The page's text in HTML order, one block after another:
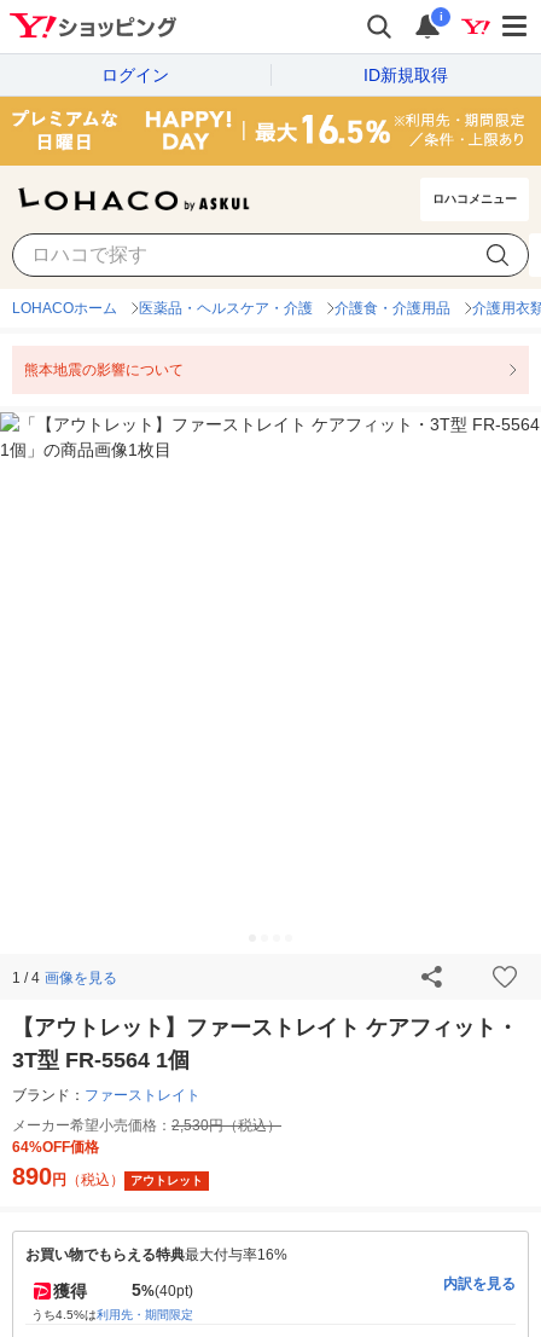
i
ログイン ID新規取得
ロハコメニュー
LOHACOホーム 医薬品・ヘルスケア・介護 介護食・介護用品 介護用衣
熊本地震の影響について
1 / 4 画像を見る
【アウトレット】ファーストレイト ケアフィット・
3T型 FR-5564 1個
ブランド： ファーストレイト
メーカー希望小売価格： 2,530円（税込）
64%OFF価格
890円 （税込） アウトレット
お買い物でもらえる特典最大付与率16%
獲得 5%(40pt)
うち4.5%は利用先・期間限定
内訳を見る